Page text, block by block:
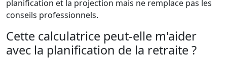
planification et la projection mais ne remplace pas les
conseils professionnels.
Cette calculatrice peut-elle m'aider
avec la planification de la retraite ?